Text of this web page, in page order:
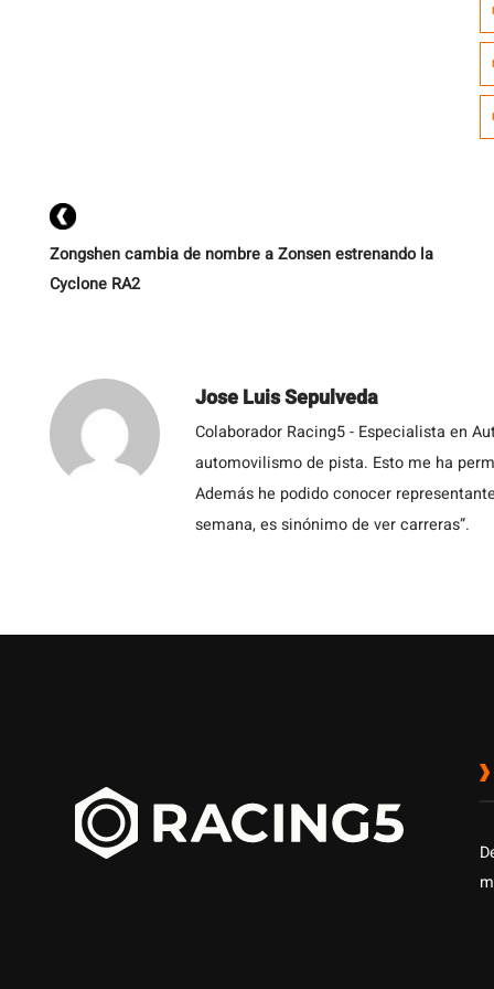
Zongshen cambia de nombre a Zonsen estrenando la
Cyclone RA2
Jose Luis Sepulveda
Colaborador Racing5 - Especialista en
automovilismo de pista. Esto me ha
Además he podido conocer
semana, es sinónimo de ver carreras”.